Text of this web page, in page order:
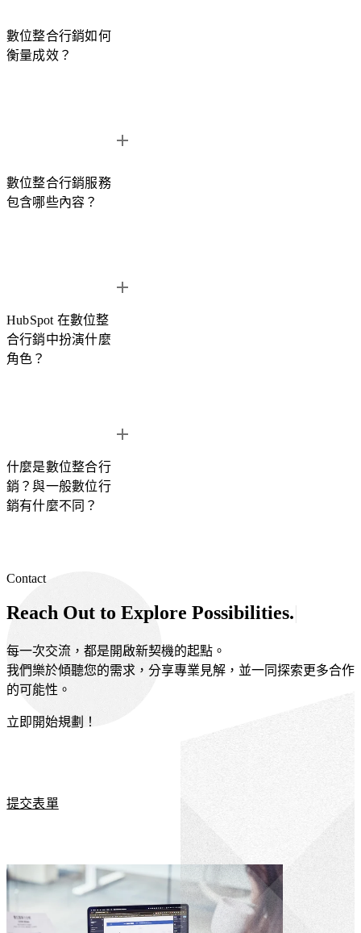
數位整合行銷如何
衡量成效？
透過 HubSpot 的數據整合能力，我們可以追蹤完整的客戶旅
資報酬率（ROI）。
Hububble 也會透過
數位整合行銷服務
包含哪些內容？
Hububble 的數位整合行銷服務包含
我們會依據企業的營運目標，整合網站、社群媒體、廣告與內
容行銷，建立完整的數位行銷架構。
HubSpot 在數位整
合行銷中扮演什麼
角色？
HubSpot 是整合行銷的核心平台，能將不同管道的行銷活動與
透過 HubSpot，企業可以整合
電子郵件與銷售資料
成效。
什麼是數位整合行
銷？與一般數位行
銷有什麼不同？
數位整合行銷是將不同的行銷管道整合在同一策略與數據架構
銷。
個接觸點的資料集中管理，讓企業更完整地追蹤客戶旅程，並
根據全盤數據優化行銷策略。
Contact
Reach Out to Explore Possibilities.
每一次交流，都是開啟新契機的起點。
我們樂於傾聽您的需求，分享專業見解，並一同探索更多合作
的可能性。
立即開始規劃！
提交表單